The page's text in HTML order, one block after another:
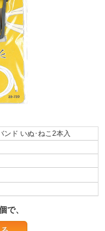
ンド いぬ･ねこ2本入
で、